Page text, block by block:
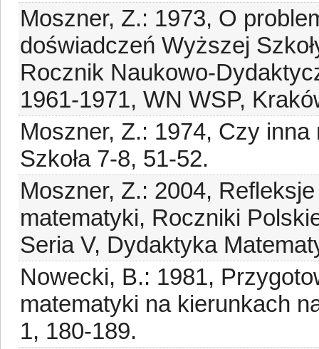
Moszner, Z.: 1973, O
doświadczeń Wyższej
Rocznik Naukowo-
1961-1971, WN WSP,
Moszner, Z.: 1974, Czy
Szkoła 7-8, 51-52.
Moszner, Z.: 2004,
matematyki, Roczniki
Seria V, Dydaktyka
Nowecki, B.: 1981,
matematyki na kierunkach
1, 180-189.